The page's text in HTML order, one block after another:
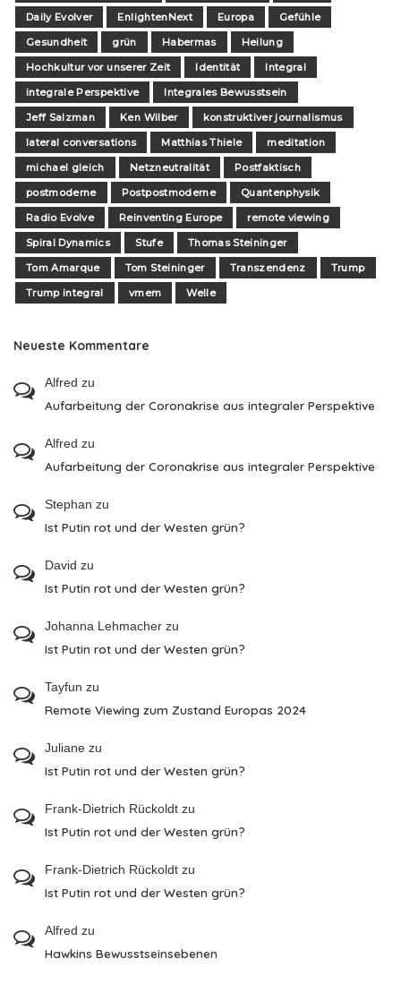
Daily Evolver
EnlightenNext Europa
Gefühle
Gesundheit
grün Habermas
Heilung
Hochkultur vor unserer Zeit
Identität
Integral
integrale Perspektive
Integrales Bewusstsein
Jeff Salzman
Ken Wilber
konstruktiver journalismus
lateral conversations
Matthias Thiele
meditation
michael gleich
Netzneutralität
Postfaktisch
postmoderne
Postpostmoderne
Quantenphysik
Radio Evolve
Reinventing Europe
remote viewing
Spiral Dynamics
Stufe
Thomas Steininger
Tom Amarque
Tom Steininger Transzendenz
Trump
Trump integral
vmem Welle
Neueste Kommentare
Alfred zu
Aufarbeitung der Coronakrise aus integraler Perspektive
Alfred zu
Aufarbeitung der Coronakrise aus integraler Perspektive
Stephan zu
Ist Putin rot und der Westen grün?
David zu
Ist Putin rot und der Westen grün?
Johanna Lehmacher zu
Ist Putin rot und der Westen grün?
Tayfun zu
Remote Viewing zum Zustand Europas 2024
Juliane zu
Ist Putin rot und der Westen grün?
Frank-Dietrich Rückoldt zu
Ist Putin rot und der Westen grün?
Frank-Dietrich Rückoldt zu
Ist Putin rot und der Westen grün?
Alfred zu
Hawkins Bewusstseinsebenen